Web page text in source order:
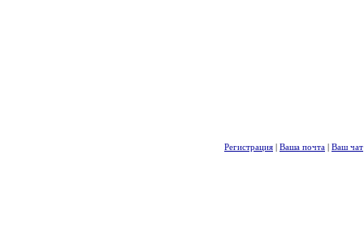
Регистрация | Ваша почта | Ваш чат